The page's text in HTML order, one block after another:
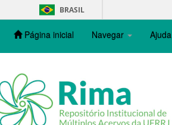
BRASIL
Página inicial Navegar Ajuda